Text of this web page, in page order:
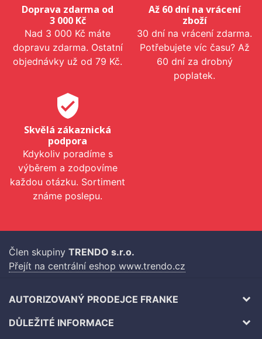
Doprava zdarma od
3 000 Kč
Nad 3 000 Kč máte
dopravu zdarma. Ostatní
objednávky už od 79 Kč.
Až 60 dní na vrácení
zboží
30 dní na vrácení zdarma.
Potřebujete víc času? Až
60 dní za drobný
poplatek.
verified_user
Skvělá zákaznická
podpora
Kdykoliv poradíme s
výběrem a zodpovíme
každou otázku. Sortiment
známe poslepu.
Člen skupiny TRENDO s.r.o.
Přejít na centrální eshop www.trendo.cz
AUTORIZOVANÝ PRODEJCE FRANKE
DŮLEŽITÉ INFORMACE